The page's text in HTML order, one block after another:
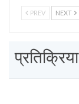
PREV NEXT
प्रतिक्रिया